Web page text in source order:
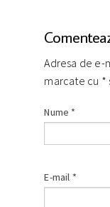
Adresa de e-
marcate cu *
Nume *
E-mail *